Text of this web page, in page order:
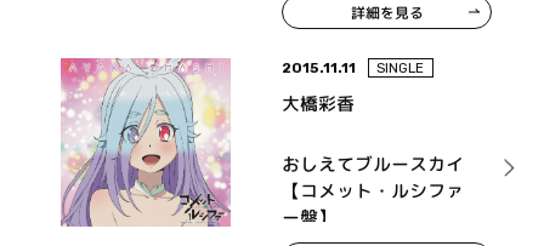
詳細を見る
2015.11.11 SINGLE
大橋彩香
おしえてブルースカイ
【コメット・ルシファ
ー盤】